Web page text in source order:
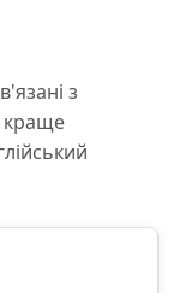
з
краще